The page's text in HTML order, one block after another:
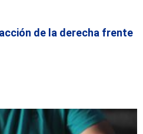
de la derecha frente